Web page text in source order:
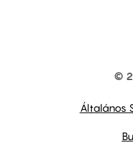
©
Általános